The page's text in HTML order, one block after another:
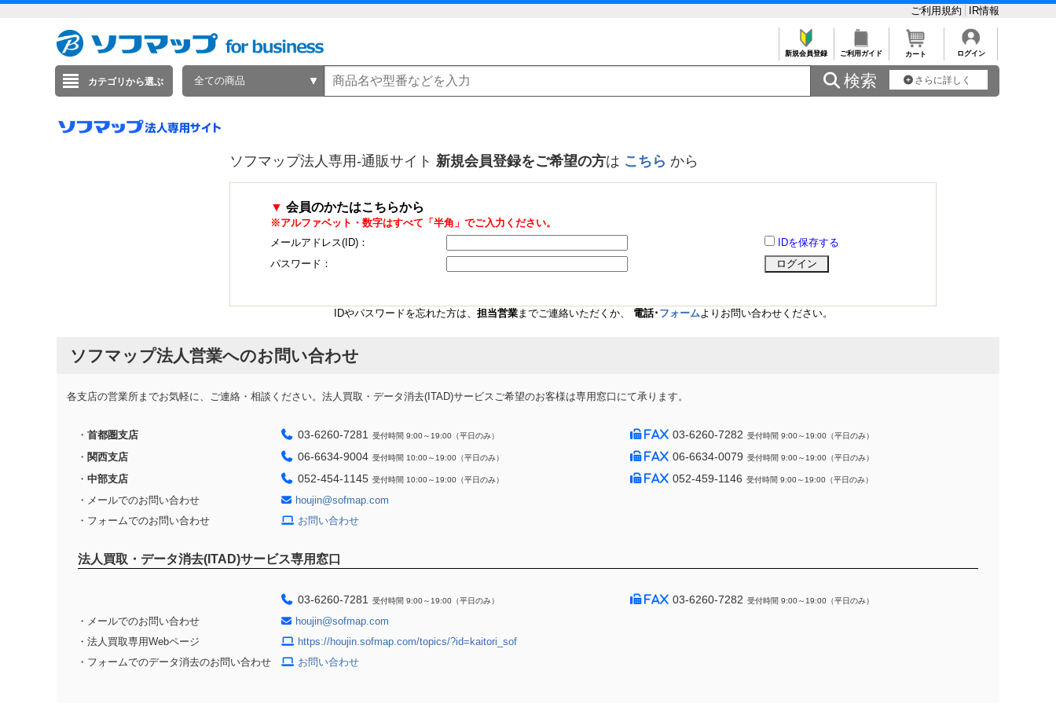
ご利用規約 IR情報
新規会員登録 ご利用ガイド カート ログイン
カテゴリから選ぶ 全ての商品  検索 さらに詳しく
ソフマップ法人専用-通販サイト 新規会員登録をご希望の方は こちら から
▼ 会員のかたはこちらから
※アルファベット・数字はすべて「半角」でご入力ください。
メールアドレス(ID)：
IDを保存する
パスワード：
IDやパスワードを忘れた方は、 担当営業までご連絡いただくか、 電話･ フォームよりお問い合わせください。
ソフマップ法人営業へのお問い合わせ
各支店の営業所までお気軽に、ご連絡・相談ください。法人買取・データ消去(ITAD)サービスご希望のお客様は専用窓口にて承ります。
・ 首都圏支店 03-6260-7281 受付時間 9:00～19:00（平日のみ） 03-6260-7282 受付時間 9:00～19:00（平日のみ）
・ 関西支店 06-6634-9004 受付時間 10:00～19:00（平日のみ） 06-6634-0079 受付時間 9:00～19:00（平日のみ）
・ 中部支店 052-454-1145 受付時間 10:00～19:00（平日のみ） 052-459-1146 受付時間 9:00～19:00（平日のみ）
・メールでのお問い合わせ
houjin@sofmap.com
・フォームでのお問い合わせ
お問い合わせ
法人買取・データ消去(ITAD)サービス専用窓口
03-6260-7281 受付時間 9:00～19:00（平日のみ） 03-6260-7282 受付時間 9:00～19:00（平日のみ）
・メールでのお問い合わせ
houjin@sofmap.com
・法人買取専用Webページ
https://houjin.sofmap.com/topics/?id=kaitori_sof
・フォームでのデータ消去のお問い合わせ
お問い合わせ